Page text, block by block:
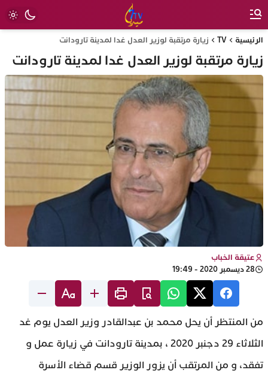
الرئيسية TV زيارة مرتقبة لوزير العدل غدا لمدينة تارودانت
زيارة مرتقبة لوزير العدل غدا لمدينة تارودانت
عتيقة الخباب
28 ديسمبر 2020 - 19:49
من المنتظر أن يحل محمد بن عبدالقادر وزير العدل يوم غد
الثلاثاء 29 دجنبر 2020 ، بمدينة تارودانت في زيارة عمل و
تفقد، و من المرتقب أن يزور الوزير قسم قضاء الأسرة